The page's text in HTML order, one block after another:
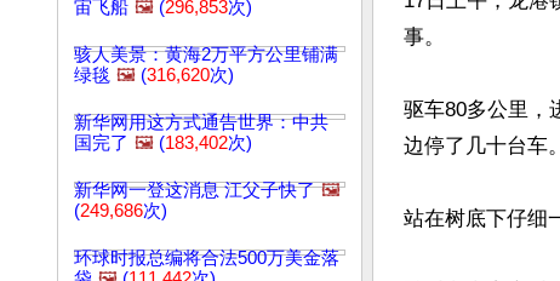
宙飞船 🖼️ (296,853次)
骇人美景：黄海2万平方公里铺满
绿毯 🖼️ (316,620次)
新华网用这方式通告世界：中共
国完了 🖼️ (183,402次)
新华网一登这消息 江父子快了 🖼️
(249,686次)
环球时报总编将合法500万美金落
事。
驱车80多公里，
边停了几十台车。
站在树底下仔细